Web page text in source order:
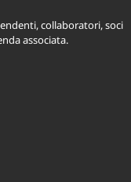
collaboratori, soci